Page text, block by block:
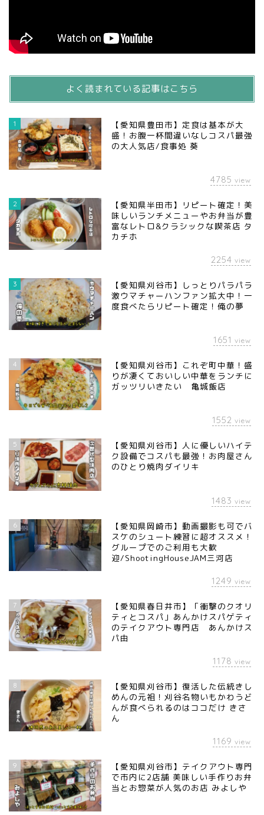
よく読まれている記事はこちら
1
【愛知県豊田市】定食は基本が大
盛！お腹一杯間違いなしコスパ最強
の大人気店/食事処 葵
4785 view
2
【愛知県半田市】リピート確定！美
味しいランチメニューやお弁当が豊
富なレトロ&クラシックな喫茶店 タ
カチホ
2254 view
3
【愛知県刈谷市】しっとりパラパラ
激ウマチャーハンファン拡大中！一
度食べたらリピート確定！俺の夢
1651 view
4
【愛知県刈谷市】これぞ町中華！盛
りが凄くておいしい中華をランチに
ガッツリいきたい 亀城飯店
1552 view
5
【愛知県刈谷市】人に優しいハイテ
ク設備でコスパも最強！お肉屋さん
のひとり焼肉ダイリキ
1483 view
6
【愛知県岡崎市】動画撮影も可でバ
スケのシュート練習に超オススメ！
グループでのご利用も大歓
迎/ShootingHouseJAM三河店
1249 view
7
【愛知県春日井市】「衝撃のクオリ
ティとコスパ」あんかけスパゲティ
のテイクアウト専門店 あんかけス
パ由
1178 view
8
【愛知県刈谷市】復活した伝統きし
めんの元祖！刈谷名物いもかわうど
んが食べられるのはココだけ きさ
ん
1169 view
9
【愛知県刈谷市】テイクアウト専門
で市内に2店舗 美味しい手作りお弁
当とお惣菜が人気のお店 みよしや